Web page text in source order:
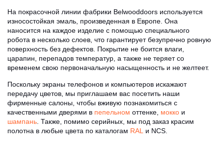
На покрасочной линии фабрики Belwooddoors используется
износостойкая эмаль, произведенная в Европе. Она
наносится на каждое изделие с помощью специального
робота в несколько слоев, что гарантирует безупречно ровную
поверхность без дефектов. Покрытие не боится влаги,
царапин, перепадов температур, а также не теряет со
временем свою первоначальную насыщенность и не желтеет.
Поскольку экраны телефонов и компьютеров искажают
передачу цветов, мы приглашаем вас посетить наши
фирменные салоны, чтобы вживую познакомиться с
качественными дверями в пепельном оттенке, мокко и
шампань. Также, помимо серийных, мы под заказ красим
полотна в любые цвета по каталогам RAL и NCS.